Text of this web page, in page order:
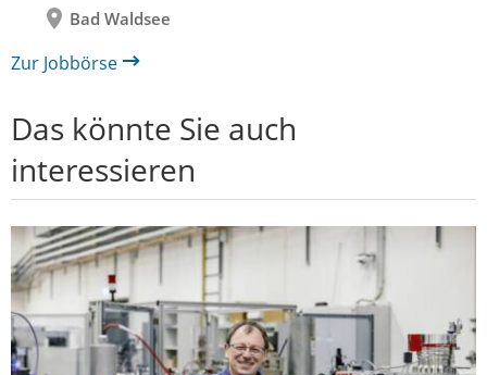
Bad Waldsee
Zur Jobbörse
Das könnte Sie auch
interessieren